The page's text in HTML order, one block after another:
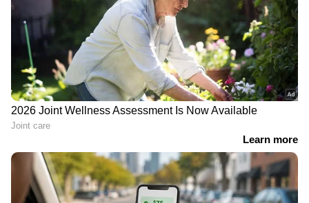
ഇന്ത്യയിലെയും ലോകമെമ്പാടുമുള്ള എല്ലാ
India Newsഅറിയാൻ എപ്പോഴും ഏഷ്യാനെറ്റ്
ന്യൂസ് വാർത്തകൾ.Malayalam News
തത്സമയ അപ്‌ഡേറ്റുകളും ആഴത്തിലുള്ള
വിശകലനവും സമഗ്രമായ റിപ്പോർട്ടിംഗും —
എല്ലാം ഒരൊറ്റ സ്ഥലത്ത്. ഏത് സമയത്തും,
എവിടെയും വിശ്വസനീയമായ വാർത്തകൾ